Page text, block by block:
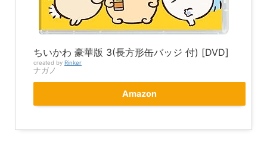
ちいかわ 豪華版 3(長方形缶バッジ 付) [DVD]
created by Rinker
ナガノ
Amazon